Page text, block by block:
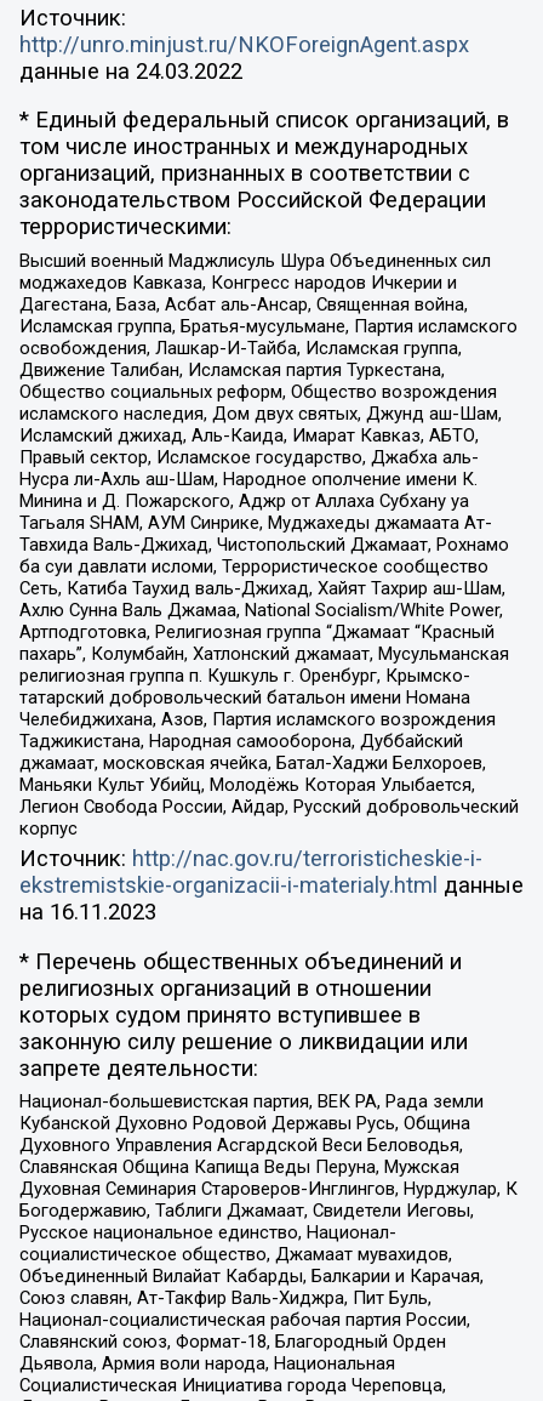
Источник:
http://unro.minjust.ru/NKOForeignAgent.aspx
данные на 24.03.2022
* Единый федеральный список организаций, в
том числе иностранных и международных
организаций, признанных в соответствии с
законодательством Российской Федерации
террористическими:
Высший военный Маджлисуль Шура Объединенных сил
моджахедов Кавказа, Конгресс народов Ичкерии и
Дагестана, База, Асбат аль-Ансар, Священная война,
Исламская группа, Братья-мусульмане, Партия исламского
освобождения, Лашкар-И-Тайба, Исламская группа,
Движение Талибан, Исламская партия Туркестана,
Общество социальных реформ, Общество возрождения
исламского наследия, Дом двух святых, Джунд аш-Шам,
Исламский джихад, Аль-Каида, Имарат Кавказ, АБТО,
Правый сектор, Исламское государство, Джабха аль-
Нусра ли-Ахль аш-Шам, Народное ополчение имени К.
Минина и Д. Пожарского, Аджр от Аллаха Субхану уа
Тагьаля SHAM, АУМ Синрике, Муджахеды джамаата Ат-
Тавхида Валь-Джихад, Чистопольский Джамаат, Рохнамо
ба суи давлати исломи, Террористическое сообщество
Сеть, Катиба Таухид валь-Джихад, Хайят Тахрир аш-Шам,
Ахлю Сунна Валь Джамаа, National Socialism/White Power,
Артподготовка, Религиозная группа “Джамаат “Красный
пахарь”, Колумбайн, Хатлонский джамаат, Мусульманская
религиозная группа п. Кушкуль г. Оренбург, Крымско-
татарский добровольческий батальон имени Номана
Челебиджихана, Азов, Партия исламского возрождения
Таджикистана, Народная самооборона, Дуббайский
джамаат, московская ячейка, Батал-Хаджи Белхороев,
Маньяки Культ Убийц, Молодёжь Которая Улыбается,
Легион Свобода России, Айдар, Русский добровольческий
корпус
Источник: http://nac.gov.ru/terroristicheskie-i-
ekstremistskie-organizacii-i-materialy.html данные
на 16.11.2023
* Перечень общественных объединений и
религиозных организаций в отношении
которых судом принято вступившее в
законную силу решение о ликвидации или
запрете деятельности:
Национал-большевистская партия, ВЕК РА, Рада земли
Кубанской Духовно Родовой Державы Русь, Община
Духовного Управления Асгардской Веси Беловодья,
Славянская Община Капища Веды Перуна, Мужская
Духовная Семинария Староверов-Инглингов, Нурджулар, К
Богодержавию, Таблиги Джамаат, Свидетели Иеговы,
Русское национальное единство, Национал-
социалистическое общество, Джамаат мувахидов,
Объединенный Вилайат Кабарды, Балкарии и Карачая,
Союз славян, Ат-Такфир Валь-Хиджра, Пит Буль,
Национал-социалистическая рабочая партия России,
Славянский союз, Формат-18, Благородный Орден
Дьявола, Армия воли народа, Национальная
Социалистическая Инициатива города Череповца,